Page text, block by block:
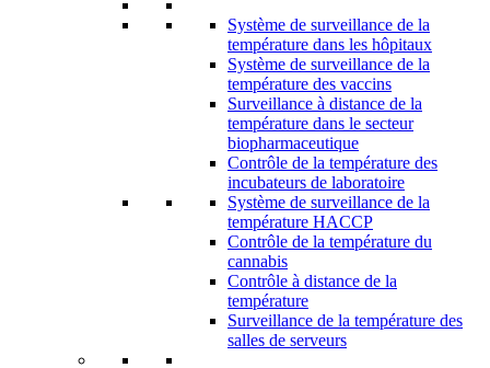
Système de surveillance de la
température dans les hôpitaux
Système de surveillance de la
température des vaccins
Surveillance à distance de la
température dans le secteur
biopharmaceutique
Contrôle de la température des
incubateurs de laboratoire
Système de surveillance de la
température HACCP
Contrôle de la température du
cannabis
Contrôle à distance de la
température
Surveillance de la température des
salles de serveurs